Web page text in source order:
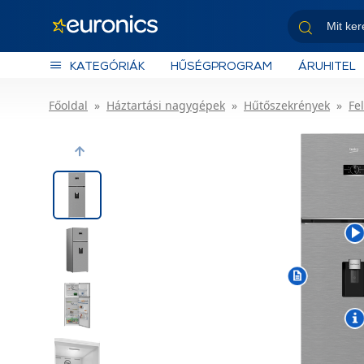
KATEGÓRIÁK HŰSÉGPROGRAM ÁRUHITEL
Főoldal Háztartási nagygépek Hűtőszekrények
Previous